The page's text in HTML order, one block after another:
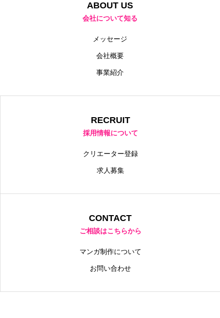
ABOUT US
会社について知る
メッセージ
会社概要
事業紹介
RECRUIT
採用情報について
クリエーター登録
求人募集
CONTACT
ご相談はこちらから
マンガ制作について
お問い合わせ